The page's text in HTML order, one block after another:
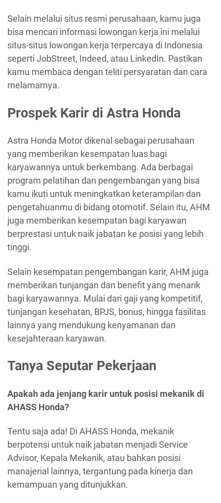
Selain melalui situs resmi perusahaan, kamu juga
bisa mencari informasi lowongan kerja ini melalui
situs-situs lowongan kerja terpercaya di Indonesia
seperti JobStreet, Indeed, atau LinkedIn. Pastikan
kamu membaca dengan teliti persyaratan dan cara
melamarnya.
Prospek Karir di Astra Honda
Astra Honda Motor dikenal sebagai perusahaan
yang memberikan kesempatan luas bagi
karyawannya untuk berkembang. Ada berbagai
program pelatihan dan pengembangan yang bisa
kamu ikuti untuk meningkatkan keterampilan dan
pengetahuanmu di bidang otomotif. Selain itu, AHM
juga memberikan kesempatan bagi karyawan
berprestasi untuk naik jabatan ke posisi yang lebih
tinggi.
Selain kesempatan pengembangan karir, AHM juga
memberikan tunjangan dan benefit yang menarik
bagi karyawannya. Mulai dari gaji yang kompetitif,
tunjangan kesehatan, BPJS, bonus, hingga fasilitas
lainnya yang mendukung kenyamanan dan
kesejahteraan karyawan.
Tanya Seputar Pekerjaan
Apakah ada jenjang karir untuk posisi mekanik di
AHASS Honda?
Tentu saja ada! Di AHASS Honda, mekanik
berpotensi untuk naik jabatan menjadi Service
Advisor, Kepala Mekanik, atau bahkan posisi
manajerial lainnya, tergantung pada kinerja dan
kemampuan yang ditunjukkan.